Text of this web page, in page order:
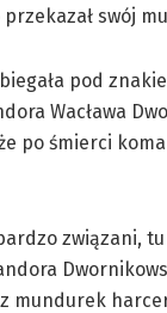
przekazał swój
pod
Wacława
po śmierci
związani,
mundurek